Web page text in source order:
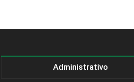
Administrativo